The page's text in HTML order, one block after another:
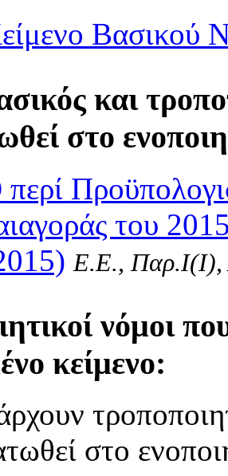
Βασικού
και
στο
του
Ε.Ε., Παρ.Ι(I),
νόμοι
κείμενο:
στο